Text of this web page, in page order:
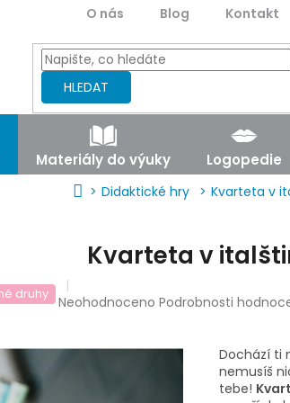
O nás Blog Kontakt
HLEDAT
Materiály do výuky Logopedie
DomůDidaktické hry Kvarteta v
Kvarteta v
druhy Průměrné
je
Neohodnoceno Podrobnosti
Dochází ti
nemusíš
tebe!